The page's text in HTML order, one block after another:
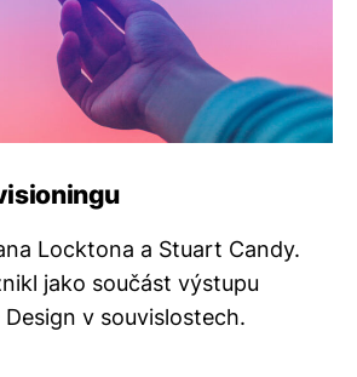
Locktona a Stuart Candy.
jako součást výstupu
v souvislostech.